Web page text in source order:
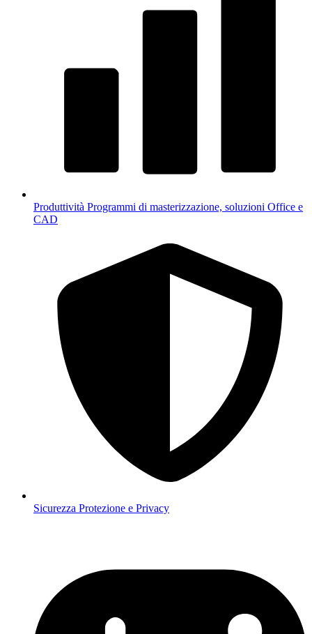
Produttività Programmi di masterizzazione, soluzioni Office e
CAD
Sicurezza Protezione e Privacy